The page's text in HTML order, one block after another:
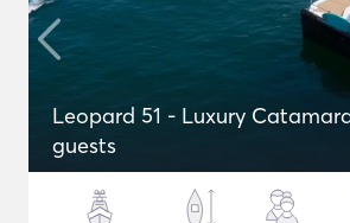
Leopard 51 - Luxury
guests